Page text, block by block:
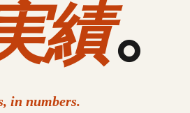
績。
in numbers.